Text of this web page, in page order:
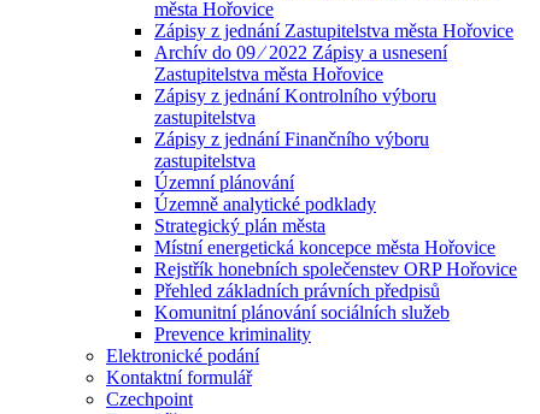
města Hořovice
Zápisy z jednání Zastupitelstva města Hořovice
Archív do 09 ⁄ 2022 Zápisy a usnesení
Zastupitelstva města Hořovice
Zápisy z jednání Kontrolního výboru
zastupitelstva
Zápisy z jednání Finančního výboru
zastupitelstva
Územní plánování
Územně analytické podklady
Strategický plán města
Místní energetická koncepce města Hořovice
Rejstřík honebních společenstev ORP Hořovice
Přehled základních právních předpisů
Komunitní plánování sociálních služeb
Prevence kriminality
Elektronické podání
Kontaktní formulář
Czechpoint